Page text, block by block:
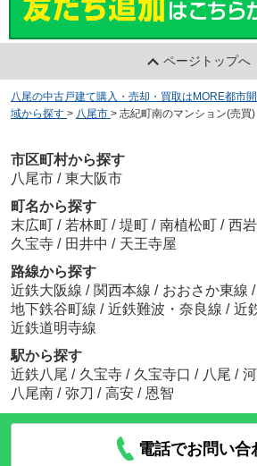
ページトップへ
八尾の中古戸建て購入・売却・買取はMORE都市
域から探す > 八尾市 > 志紀町南のマンション(売買)
市区町村から探す
八尾市 / 東大阪市
町名から探す
末広町 / 若林町 / 堤町 / 南植松町 / 西
久宝寺 / 田井中 / 天王寺屋
路線から探す
近鉄大阪線 / 関西本線 / おおさか東線 /
地下鉄谷町線 / 近鉄難波・奈良線 / 近
近鉄道明寺線
駅から探す
近鉄八尾 / 久宝寺 / 久宝寺口 / 八尾 /
八尾南 / 弥刀 / 高安 / 恩智
電話でお問い合